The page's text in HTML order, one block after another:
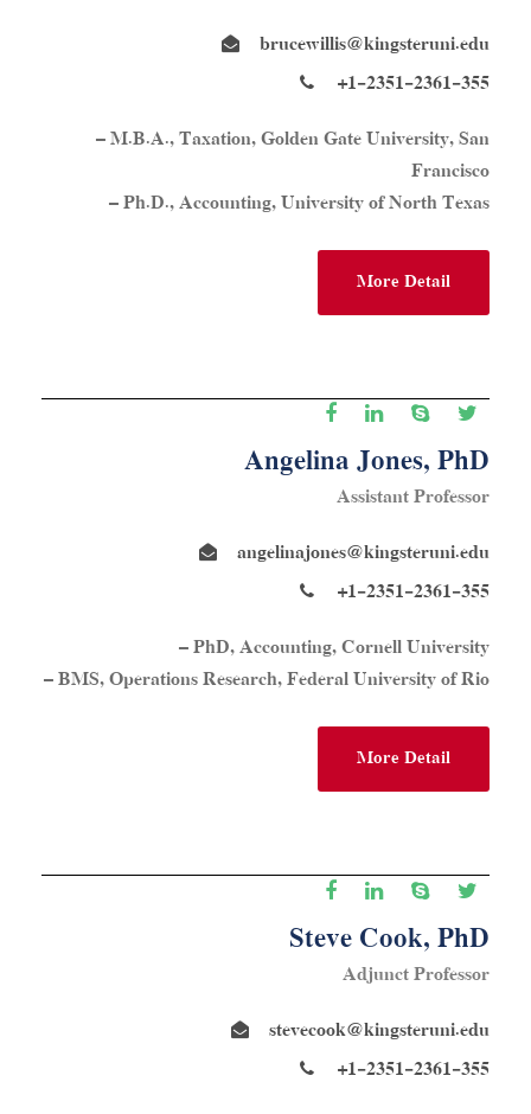
brucewillis@kingsteruni.edu
+1-2351-2361-355
– M.B.A., Taxation, Golden Gate University, San
Francisco
– Ph.D., Accounting, University of North Texas
More Detail
Angelina Jones, PhD
Assistant Professor
angelinajones@kingsteruni.edu
+1-2351-2361-355
– PhD, Accounting, Cornell University
– BMS, Operations Research, Federal University of Rio
More Detail
Steve Cook, PhD
Adjunct Professor
stevecook@kingsteruni.edu
+1-2351-2361-355